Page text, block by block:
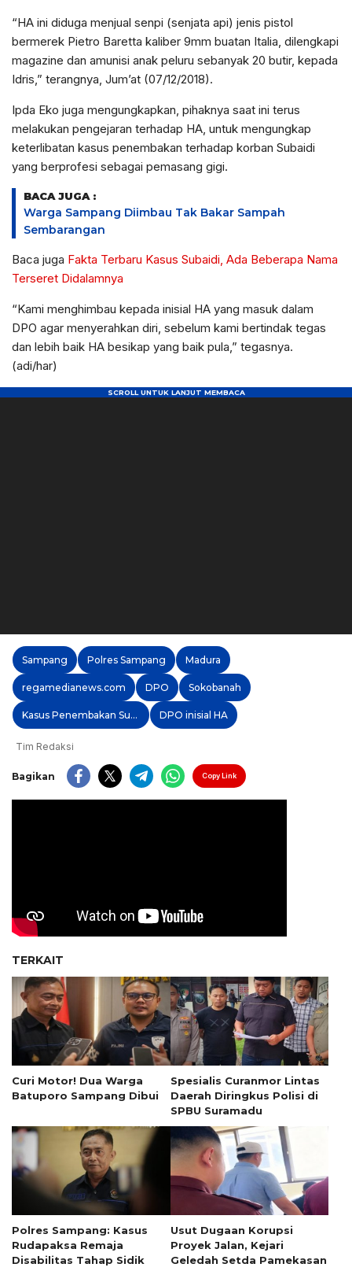
“HA ini diduga menjual senpi (senjata api) jenis pistol
bermerek Pietro Baretta kaliber 9mm buatan Italia, dilengkapi
magazine dan amunisi anak peluru sebanyak 20 butir, kepada
Idris,” terangnya, Jum’at (07/12/2018).
Ipda Eko juga mengungkapkan, pihaknya saat ini terus
melakukan pengejaran terhadap HA, untuk mengungkap
keterlibatan kasus penembakan terhadap korban Subaidi
yang berprofesi sebagai pemasang gigi.
BACA JUGA :
Warga Sampang Diimbau Tak Bakar Sampah
Sembarangan
Baca juga Fakta Terbaru Kasus Subaidi, Ada Beberapa Nama
Terseret Didalamnya
“Kami menghimbau kepada inisial HA yang masuk dalam
DPO agar menyerahkan diri, sebelum kami bertindak tegas
dan lebih baik HA besikap yang baik pula,” tegasnya.
(adi/har)
Sampang Polres Sampang Madura
regamedianews.com DPO Sokobanah
Kasus Penembakan Subaidi DPO inisial HA
Tim Redaksi
Bagikan Copy Link
TERKAIT
Curi Motor! Dua Warga
Batuporo Sampang Dibui
Spesialis Curanmor Lintas
Daerah Diringkus Polisi di
SPBU Suramadu
Polres Sampang: Kasus
Rudapaksa Remaja
Disabilitas Tahap Sidik
Usut Dugaan Korupsi
Proyek Jalan, Kejari
Geledah Setda Pamekasan